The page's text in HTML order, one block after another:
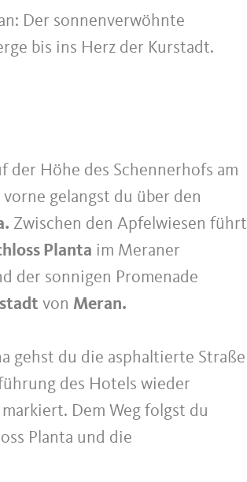
Der sonnenverwöhnte
bis ins Herz der Kurstadt.
der Höhe des Schennerhofs am
vorne gelangst du über den
Zwischen den Apfelwiesen führt
Planta im Meraner
der sonnigen Promenade
von Meran.
gehst du die asphaltierte Straße
des Hotels wieder
Dem Weg folgst du
Planta und die